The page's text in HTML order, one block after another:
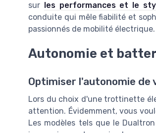
sur
les performances et le
conduite qui mêle fiabilité et
passionnés de mobilité électrique.
Autonomie et
Optimiser l'autonomie
Lors du choix d'une trottinette
attention. Évidemment, vous
Les modèles tels que le